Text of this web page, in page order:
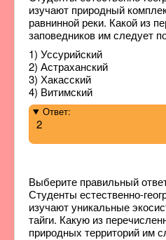
изучают природный
равнинной реки. Какой из
заповедников им следует
1) Уссурийский
2) Астраханский
3) Хакасский
4) Витимский
Ответ:
2
Выберите правильный
Студенты естественно-
изучают уникальные
тайги. Какую из
природных территорий им